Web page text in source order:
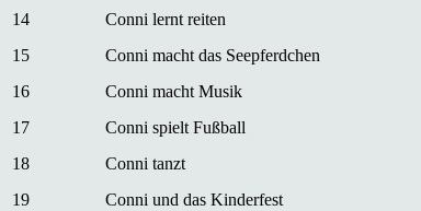
14
Conni lernt reiten
15
Conni macht das Seepferdchen
16
Conni macht Musik
17
Conni spielt Fußball
18
Conni tanzt
19
Conni und das Kinderfest